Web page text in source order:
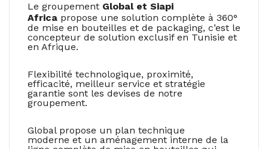
Le groupement Global et Siapi
Africa propose une solution complète à 360°
de mise en bouteilles et de packaging, c’est le
concepteur de solution exclusif en Tunisie et
en Afrique.
Flexibilité technologique, proximité,
efficacité, meilleur service et stratégie
garantie sont les devises de notre
groupement.
Global propose un plan technique
moderne et un aménagement interne de la